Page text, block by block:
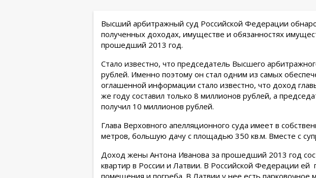
Высший арбитражный суд Российской Федерации
полученных доходах, имуществе и обязанностях
прошедший 2013 год.
Стало известно, что председатель Высшего
рублей. Именно поэтому он стал одним из самых
оглашенной информации стало известно, что доход
же году составил только 8 миллионов рублей, а
получил 10 миллионов рублей.
Глава Верховного апелляционного суда имеет в
метров, большую дачу с площадью 350 кв.м. Вместе с
Доход жены Антона Иванова за прошедший 2013 год
квартир в России и Латвии. В Российской Федерации
помещения и погреба. В Латвии у нее есть